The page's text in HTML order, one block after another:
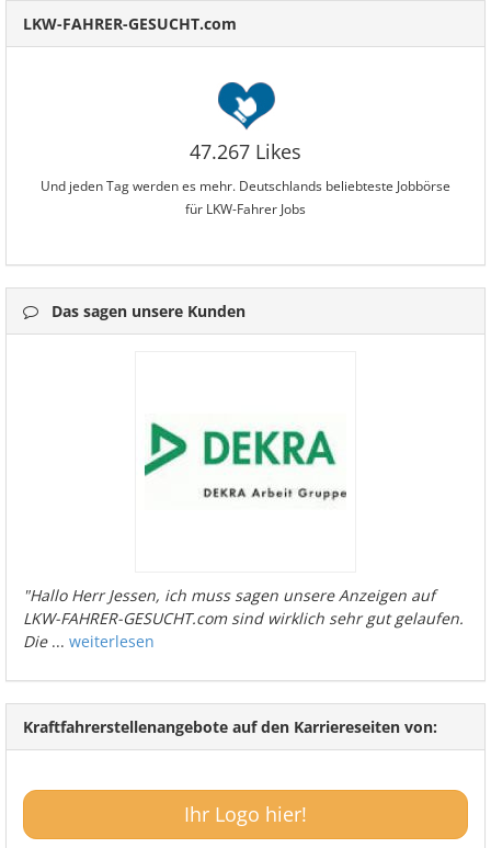
LKW-FAHRER-GESUCHT.com
47.267 Likes
Und jeden Tag werden es mehr. Deutschlands beliebteste Jobbörse
für LKW-Fahrer Jobs
Das sagen unsere Kunden
"Hallo Herr Jessen, ich muss sagen unsere Anzeigen auf
LKW-FAHRER-GESUCHT.com sind wirklich sehr gut gelaufen.
Die... weiterlesen
Kraftfahrerstellenangebote auf den Karriereseiten von:
Ihr Logo hier!